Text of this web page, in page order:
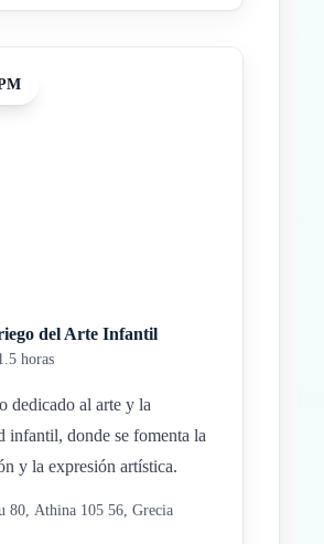
del Arte Infantil
horas
dedicado al arte y la
infantil, donde se fomenta la
y la expresión artística.
80, Athina 105 56, Grecia